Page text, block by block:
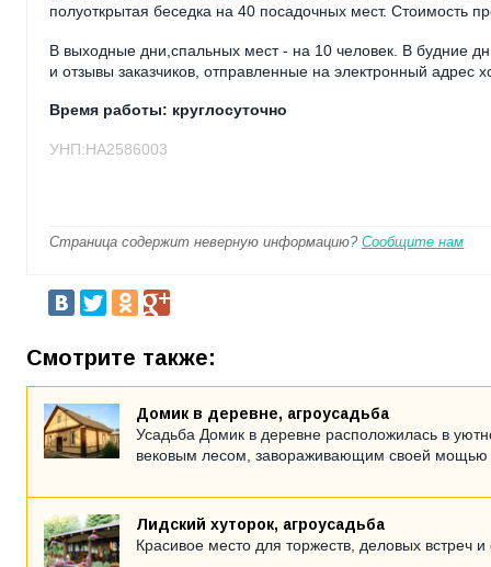
полуоткрытая беседка на 40 посадочных мест. Стоимость
В выходные дни,спальных мест - на 10 человек. В будние
и отзывы заказчиков, отправленные на электронный адрес
Время работы: круглосуточно
УНП:НА2586003
Страница содержит неверную информацию? Сообщите нам
Смотрите также:
Домик в деревне, агроусадьба
Усадьба Домик в деревне расположилась в
вековым лесом, завораживающим своей
Лидский хуторок, агроусадьба
Красивое место для торжеств, деловых встреч и